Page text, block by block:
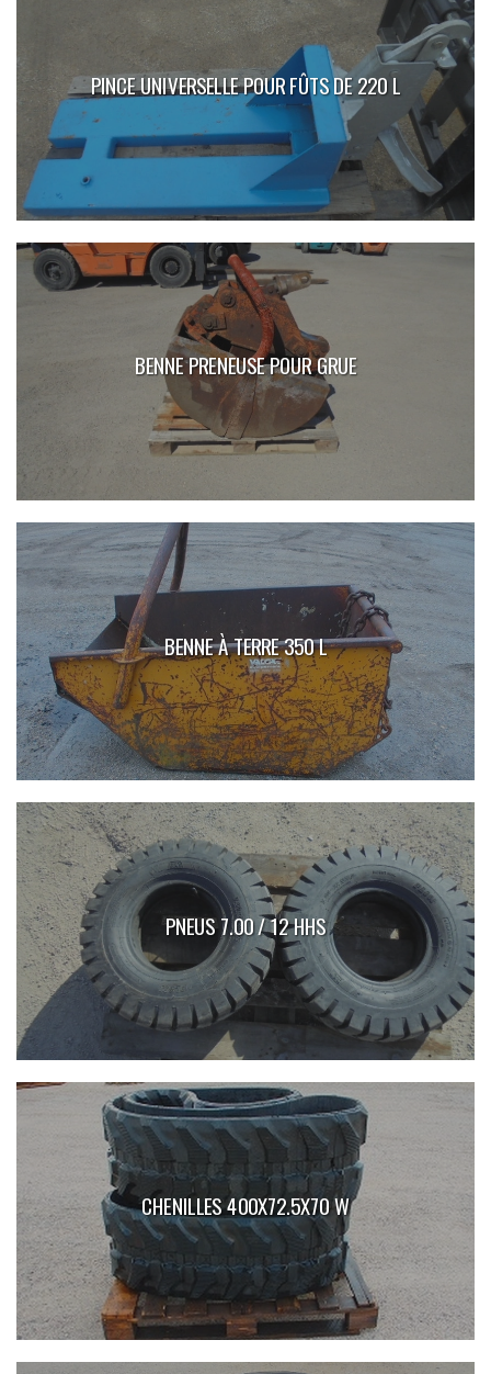
PINCE UNIVERSELLE POUR FÛTS DE 220 L
BENNE PRENEUSE POUR GRUE
BENNE À TERRE 350 L
PNEUS 7.00 / 12 HHS
CHENILLES 400X72.5X70 W